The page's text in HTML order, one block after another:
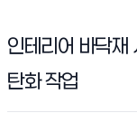
인테리어 바닥재
탄화 작업